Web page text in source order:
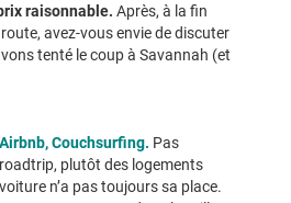
raisonnable. Après, à la fin
avez-vous envie de discuter
tenté le coup à Savannah (et
Couchsurfing. Pas
plutôt des logements
n’a pas toujours sa place.